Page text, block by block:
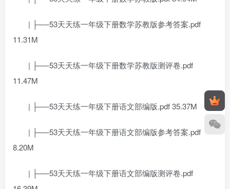
| ├──53天天练一年级下册数学苏教版参考答案.pdf
11.31M
| ├──53天天练一年级下册数学苏教版测评卷.pdf
11.47M
| ├──53天天练一年级下册语文部编版.pdf 35.37M
| ├──53天天练一年级下册语文部编版参考答案.pdf
8.20M
| ├──53天天练一年级下册语文部编版测评卷.pdf